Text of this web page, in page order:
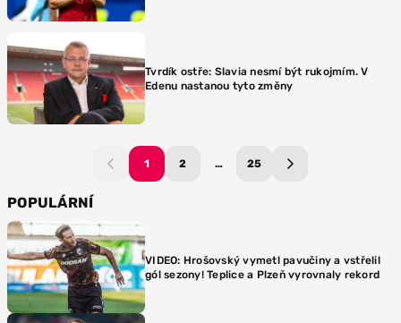
Tvrdík ostře: Slavia nesmí být rukojmím. V
Edenu nastanou tyto změny
1 2 … 25
POPULÁRNÍ
VIDEO: Hrošovský vymetl pavučiny a vstřelil
gól sezony! Teplice a Plzeň vyrovnaly rekord